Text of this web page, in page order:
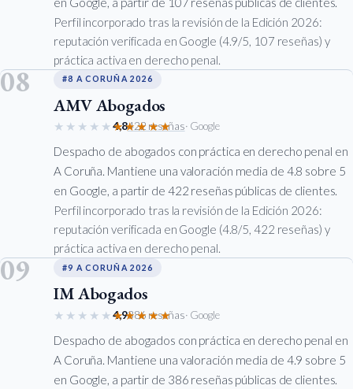
Perfil incorporado tras la revisión de la Edición 2026:
reputación verificada en Google (4.9/5, 107 reseñas) y
práctica activa en derecho penal.
08 #8 A CORUÑA 2026
AMV Abogados
★★★★★★★★★★
4,8422 reseñas· Google
Despacho de abogados con práctica en derecho penal en
A Coruña. Mantiene una valoración media de 4.8 sobre 5
en Google, a partir de 422 reseñas públicas de clientes.
Perfil incorporado tras la revisión de la Edición 2026:
reputación verificada en Google (4.8/5, 422 reseñas) y
práctica activa en derecho penal.
09 #9 A CORUÑA 2026
IM Abogados
★★★★★★★★★★
4,9386 reseñas· Google
Despacho de abogados con práctica en derecho penal en
A Coruña. Mantiene una valoración media de 4.9 sobre 5
en Google, a partir de 386 reseñas públicas de clientes.